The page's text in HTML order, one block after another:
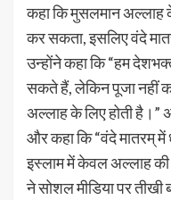
कहा कि मुसलमान अल्लाह
कर सकता, इसलिए वंदे
उन्होंने कहा कि “हम
सकते हैं, लेकिन पूजा नहीं
अल्लाह के लिए होती है।”
और कहा कि “वंदे मातरम् में
इस्लाम में केवल अल्लाह की
ने सोशल मीडिया पर